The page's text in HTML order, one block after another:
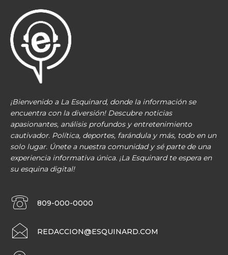
¡Bienvenido a La Esquinard, donde la información se
encuentra con la diversión! Descubre noticias
apasionantes, análisis profundos y entretenimiento
cautivador. Política, deportes, farándula y más, todo en un
solo lugar. Únete a nuestra comunidad y sé parte de una
experiencia informativa única. ¡La Esquinard te espera en
su esquina digital!
809-000-0000
REDACCION@ESQUINARD.COM